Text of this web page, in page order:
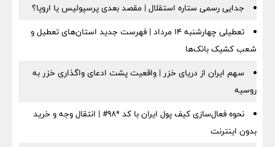
جدایی رسمی ستاره استقلال | مقصد بعدی پرسپولیس یا اروپا؟
تعطیلی چهارشنبه ۱۴ مرداد | فهرست جدید استان‌های تعطیل و
شعب کشیک بانک‌ها
سهم ایران از دریای خزر | واقعیت پشت ادعای واگذاری خزر به
روسیه
نحوه فعال‌سازی کیف پول ایران با کد *98# | انتقال وجه و خرید
بدون اینترنت